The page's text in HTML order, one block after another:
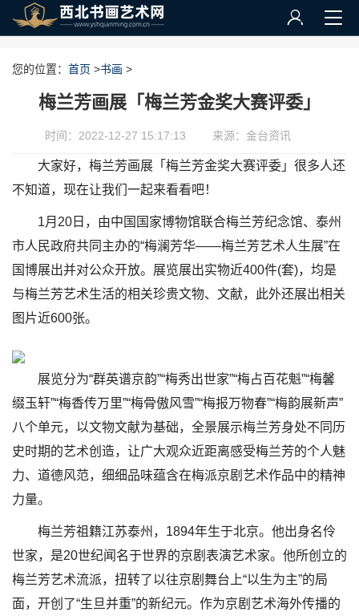
您的位置： 首页 >书画 >
梅兰芳画展「梅兰芳金奖大赛评委」
时间：2022-12-27 15:17:13 来源：金台资讯
大家好，梅兰芳画展「梅兰芳金奖大赛评委」很多人还
不知道，现在让我们一起来看看吧！
1月20日，由中国国家博物馆联合梅兰芳纪念馆、泰州
市人民政府共同主办的“梅澜芳华——梅兰芳艺术人生展”在
国博展出并对公众开放。展览展出实物近400件(套)，均是
与梅兰芳艺术生活的相关珍贵文物、文献，此外还展出相关
图片近600张。
展览分为“群英谱京韵”“梅秀出世家”“梅占百花魁”“梅馨
缀玉轩”“梅香传万里”“梅骨傲风雪”“梅报万物春”“梅韵展新声”
八个单元，以文物文献为基础，全景展示梅兰芳身处不同历
史时期的艺术创造，让广大观众近距离感受梅兰芳的个人魅
力、道德风范，细细品味蕴含在梅派京剧艺术作品中的精神
力量。
梅兰芳祖籍江苏泰州，1894年生于北京。他出身名伶
世家，是20世纪闻名于世界的京剧表演艺术家。他所创立的
梅兰芳艺术流派，扭转了以往京剧舞台上“以生为主”的局
面，开创了“生旦并重”的新纪元。作为京剧艺术海外传播的